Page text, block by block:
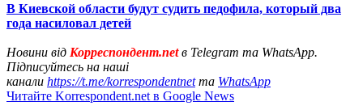
В Киевской области будут судить педофила, который два
года насиловал детей
Новини від Корреспондент.netв Telegram та WhatsApp.
Підписуйтесь на наші
канали https://t.me/korrespondentnetта WhatsApp
Читайте Korrespondent.net в Google News